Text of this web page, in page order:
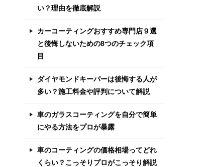
い？理由を徹底解説
カーコーティングおすすめ専門店９選
と後悔しないための8つのチェック項
目
ダイヤモンドキーパーは後悔する人が
多い？施工料金や評判について解説
車のガラスコーティングを自分で簡単
にやる方法をプロが暴露
車のコーティングの価格相場ってどれ
くらい？こっそりプロがこっそり解説